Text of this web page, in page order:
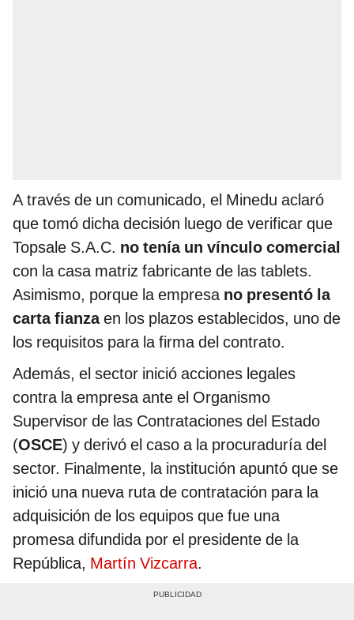
A través de un comunicado, el Minedu aclaró
que tomó dicha decisión luego de verificar que
Topsale S.A.C. no tenía un vínculo comercial
con la casa matriz fabricante de las tablets.
Asimismo, porque la empresa no presentó la
carta fianzaen los plazos establecidos, uno de
los requisitos para la firma del contrato.
Además, el sector inició acciones legales
contra la empresa ante el Organismo
Supervisor de las Contrataciones del Estado
(OSCE) y derivó el caso a la procuraduría del
sector. Finalmente, la institución apuntó que se
inició una nueva ruta de contratación para la
adquisición de los equipos que fue una
promesa difundida por el presidente de la
República, Martín Vizcarra.